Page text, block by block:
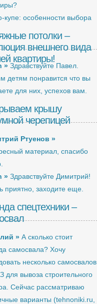
особенности выбора
потолки –
внешнего вида
квартиры!
» Здравствуйте Павел.
детям понравится что вы
для них, успехов вам.
крышу
черепицей
Ртуенов »
материал, спасибо
» Здравствуйте Димитрий!
приятно, заходите еще.
спецтехники –
» А сколько стоит
самосвала? Хочу
несколько самосвалов
для вывоза строительного
Сейчас рассматриваю
варианты (tehnoniki.ru,